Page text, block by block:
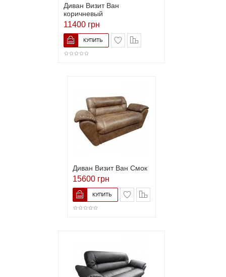
Диван Визит Ван
коричневый
11400 грн
Диван Визит Ван Смок
15600 грн